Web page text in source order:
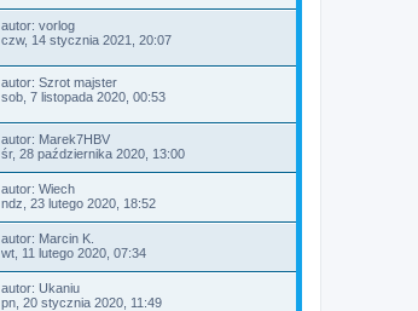
autor: vorlog
czw, 14 stycznia 2021, 20:07
autor: Szrot majster
sob, 7 listopada 2020, 00:53
autor: Marek7HBV
śr, 28 października 2020, 13:00
autor: Wiech
ndz, 23 lutego 2020, 18:52
autor: Marcin K.
wt, 11 lutego 2020, 07:34
autor: Ukaniu
pn, 20 stycznia 2020, 11:49